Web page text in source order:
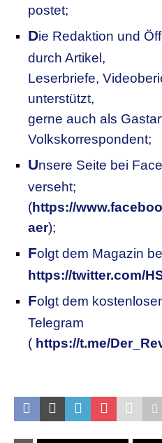
postet;
Die Redaktion und
durch Artikel,
Leserbriefe,
unterstützt,
gerne auch als
Volkskorrespondent;
Unsere Seite bei
verseht;
(https://
aer);
Folgt dem Magazin
https://twitter.com/
Folgt dem
Telegram
( https://t.me/